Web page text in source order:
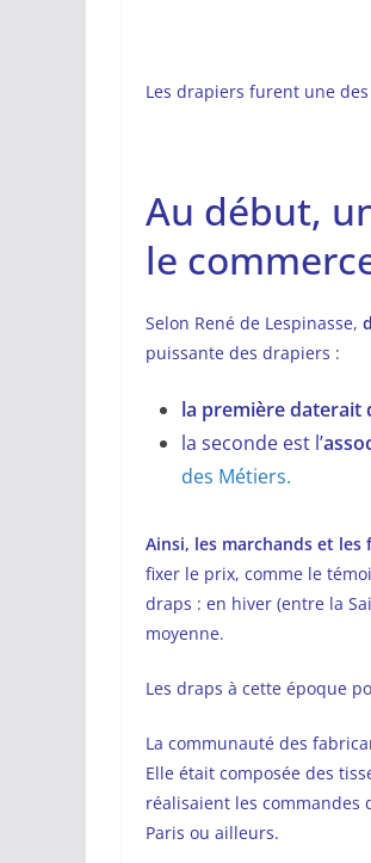
Les drapiers furent une
Au début,
le
Selon René de Lespinasse,
puissante des drapiers :
la première daterait
la seconde est l’
des Métiers.
Ainsi, les marchands et
fixer le prix, comme le
draps : en hiver (entre la
moyenne.
Les draps à cette époque
La communauté des
Elle était composée des
réalisaient les commandes
Paris ou ailleurs.